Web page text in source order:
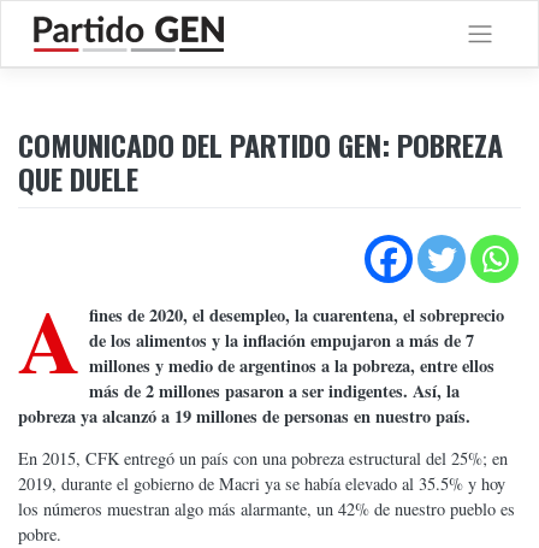
contenido
COMUNICADO DEL PARTIDO GEN: POBREZA
QUE DUELE
A fines de 2020, el desempleo, la cuarentena, el sobreprecio
de los alimentos y la inflación empujaron a más de 7
millones y medio de argentinos a la pobreza, entre ellos
más de 2 millones pasaron a ser indigentes. Así, la
pobreza ya alcanzó a 19 millones de personas en nuestro país.
En 2015, CFK entregó un país con una pobreza estructural del 25%; en
2019, durante el gobierno de Macri ya se había elevado al 35.5% y hoy
los números muestran algo más alarmante, un 42% de nuestro pueblo es
pobre.